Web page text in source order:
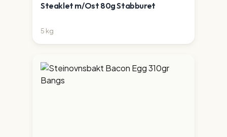
Steaklet m/Ost 80g Stabburet
5 kg